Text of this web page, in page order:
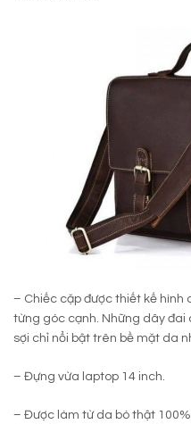
– Chiếc cặp được thiết kế hình
từng góc cạnh. Những dây đai
sợi chỉ nổi bật trên bề mặt da
– Đựng vừa laptop 14 inch.
– Được làm từ da bò thật